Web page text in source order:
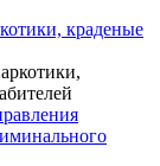
краденые